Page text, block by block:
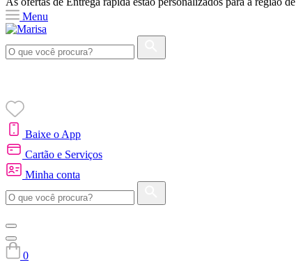
Menu
Baixe o App
Cartão e Serviços
Minha conta
0